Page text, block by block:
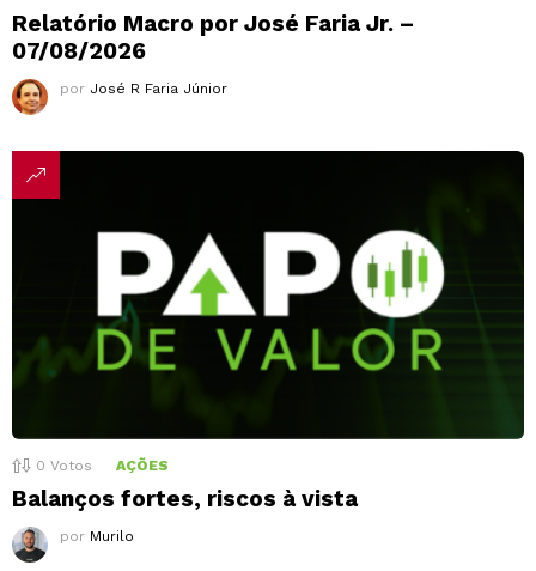
Relatório Macro por José Faria Jr. –
07/08/2026
por José R Faria Júnior
0 Votos AÇÕES
Balanços fortes, riscos à vista
por Murilo